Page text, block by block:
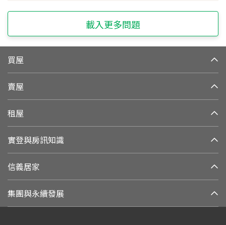
載入更多問題
買屋
賣屋
租屋
實登與房訊知識
信義居家
集團與永續發展